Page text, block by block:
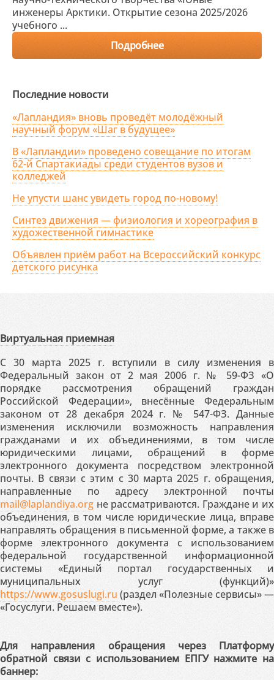
инженеры Арктики. Открытие сезона 2025/2026
учебного ...
Подробнее
Последние новости
«Лапландия» вновь проведёт молодёжный
научный форум «Шаг в будущее»
В «Лапландии» проведено совещание по итогам
62-й Спартакиады среди студентов вузов и
колледжей
Не упусти шанс увидеть город по-новому!
Синтез движения — физиология и хореография в
художественной гимнастике
Объявлен приём работ на Всероссийский конкурс
детского рисунка
Виртуальная приемная
С 30 марта 2025 г. вступили в силу изменения в
Федеральный закон от 2 мая 2006 г. № 59-ФЗ «О
порядке рассмотрения обращений граждан
Российской Федерации», внесённые Федеральным
законом от 28 декабря 2024 г. № 547-ФЗ. Данные
изменения исключили возможность направления
гражданами и их объединениями, в том числе
юридическими лицами, обращений в форме
электронного документа посредством электронной
почты. В связи с этим с 30 марта 2025 г. обращения,
направленные по адресу электронной почты
mail@laplandiya.org не рассматриваются. Граждане и их
объединения, в том числе юридические лица, вправе
направлять обращения в письменной форме, а также в
форме электронного документа с использованием
федеральной государственной информационной
системы «Единый портал государственных и
муниципальных услуг (функций)»
https://www.gosuslugi.ru (раздел «Полезные сервисы» —
«Госуслуги. Решаем вместе»).
Для направления обращения через Платформу
обратной связи с использованием ЕПГУ нажмите на
баннер: